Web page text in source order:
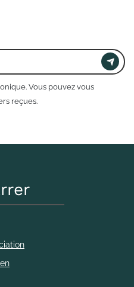
Vous pouvez vous
reçues.